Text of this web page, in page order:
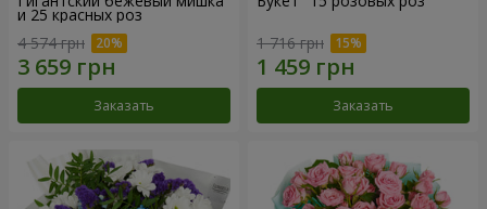
и 25 красных роз
4 574 грн
Заказать
1 716 грн
Заказать